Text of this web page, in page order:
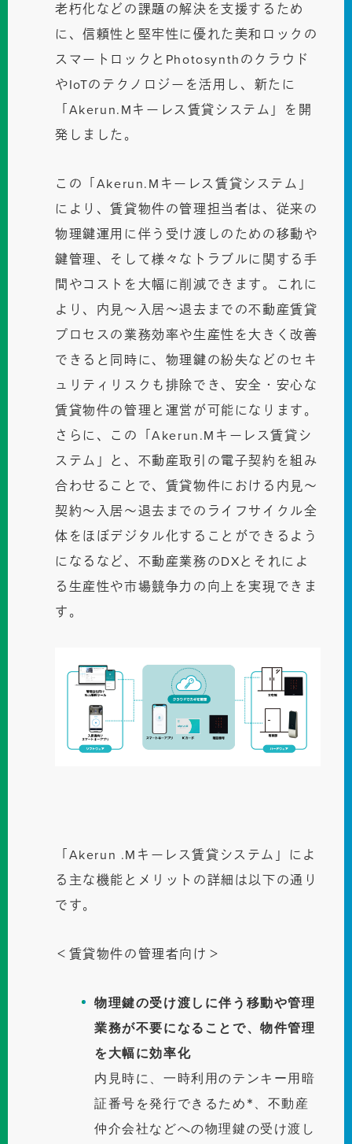
老朽化などの課題の解決を支援するため
に、信頼性と堅牢性に優れた美和ロックの
スマートロックとPhotosynthのクラウド
やIoTのテクノロジーを活用し、新たに
「Akerun.Mキーレス賃貸システム」を開
発しました。
この「Akerun.Mキーレス賃貸システム」
により、賃貸物件の管理担当者は、従来の
物理鍵運用に伴う受け渡しのための移動や
鍵管理、そして様々なトラブルに関する手
間やコストを大幅に削減できます。これに
より、内見〜入居〜退去までの不動産賃貸
プロセスの業務効率や生産性を大きく改善
できると同時に、物理鍵の紛失などのセキ
ュリティリスクも排除でき、安全・安心な
賃貸物件の管理と運営が可能になります。
さらに、この「Akerun.Mキーレス賃貸シ
ステム」と、不動産取引の電子契約を組み
合わせることで、賃貸物件における内見〜
契約〜入居〜退去までのライフサイクル全
体をほぼデジタル化することができるよう
になるなど、不動産業務のDXとそれによ
る生産性や市場競争力の向上を実現できま
す。
「Akerun .Mキーレス賃貸システム」によ
る主な機能とメリットの詳細は以下の通り
です。
＜賃貸物件の管理者向け＞
物理鍵の受け渡しに伴う移動や管理
業務が不要になることで、物件管理
を大幅に効率化
内見時に、一時利用のテンキー用暗
証番号を発行できるため*、不動産
仲介会社などへの物理鍵の受け渡し